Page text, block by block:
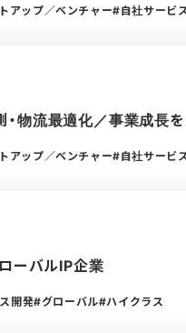
アップ／ベンチャー 自社サービ
・物流最適化／事業成長
アップ／ベンチャー 自社サービ
ーバルIP企業
開発 グローバル ハイクラス